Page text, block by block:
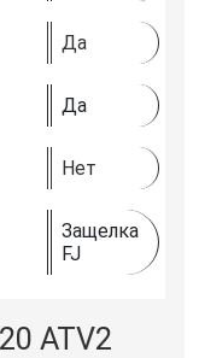
Да
Да
Нет
Защелка
FJ
ATV2